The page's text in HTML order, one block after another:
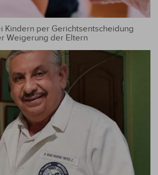
Kindern per Gerichtsentscheidung
Weigerung der Eltern